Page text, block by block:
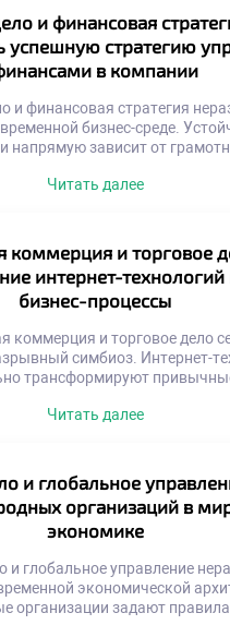
Понимание сути торговых
любого
торговля
цифровых технологий […]
и финансовая
успешную стратегию
в компании
и финансовая стратегия
бизнес-среде.
напрямую зависит от
любого торгового
и глубоких знаний.
специальность
стратегия начинается с
[…]
Читать далее
коммерция и торговое
интернет-
бизнес-процессы
коммерция и торговое дело
симбиоз. Интернет-
трансформируют
границы рынка. Бизнес-
решениям. Скорость
многократно
изменений требует
знаний. Специалисты
Читать далее
и глобальное
организаций в
экономике
и глобальное управление
экономической
организации задают правила